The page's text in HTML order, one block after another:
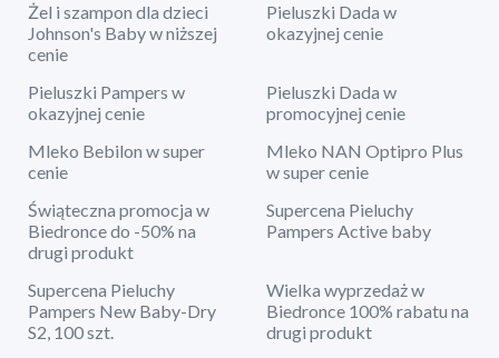
Żel i szampon dla dzieci
Johnson's Baby w niższej
cenie
Pieluszki Dada w
okazyjnej cenie
Pieluszki Pampers w
okazyjnej cenie
Pieluszki Dada w
promocyjnej cenie
Mleko Bebilon w super
cenie
Mleko NAN Optipro Plus
w super cenie
Świąteczna promocja w
Biedronce do -50% na
drugi produkt
Supercena Pieluchy
Pampers Active baby
Supercena Pieluchy
Pampers New Baby-Dry
S2, 100 szt.
Wielka wyprzedaż w
Biedronce 100% rabatu na
drugi produkt